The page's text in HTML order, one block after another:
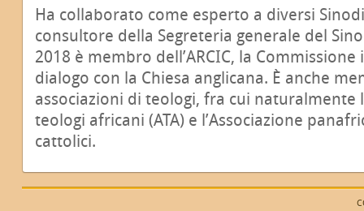
Ha collaborato come esperto a diversi
consultore della Segreteria generale del
2018 è membro dell’ARCIC, la
dialogo con la Chiesa anglicana. È anche
associazioni di teologi, fra cui naturalmente
teologi africani (ATA) e l’Associazione
cattolici.